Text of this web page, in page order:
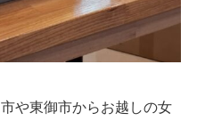
や東御市からお越しの女